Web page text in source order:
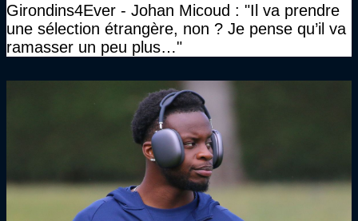
Girondins4Ever - Johan Micoud : "Il va prendre
une sélection étrangère, non ? Je pense qu’il va
ramasser un peu plus…"